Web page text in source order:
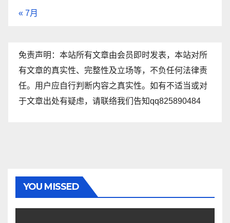
« 7月
免责声明：本站所有文章由会员即时发表，本站对所
有文章的真实性、完整性及立场等，不负任何法律责
任。用户应自行判断内容之真实性。如有不适当或对
于文章出处有疑虑，请联络我们告知qq825890484
YOU MISSED